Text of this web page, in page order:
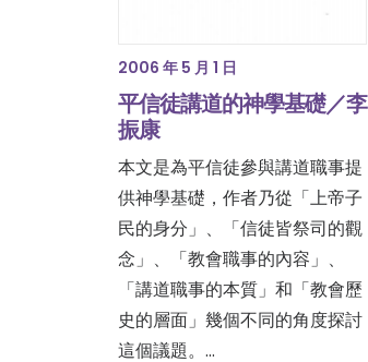
2006 年 5 月 1 日
平信徒講道的神學基礎／李
振康
本文是為平信徒參與講道職事提
供神學基礎，作者乃從「上帝子
民的身分」、「信徒皆祭司的觀
念」、「教會職事的內容」、
「講道職事的本質」和「教會歷
史的層面」幾個不同的角度探討
這個議題。…